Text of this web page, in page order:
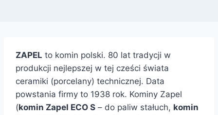
ZAPEL to komin polski. 80 lat tradycji w
produkcji nejlepszej w tej cześci świata
ceramiki (porcelany) technicznej. Data
powstania firmy to 1938 rok. Kominy Zapel
(komin Zapel ECO S – do paliw stałuch, komin